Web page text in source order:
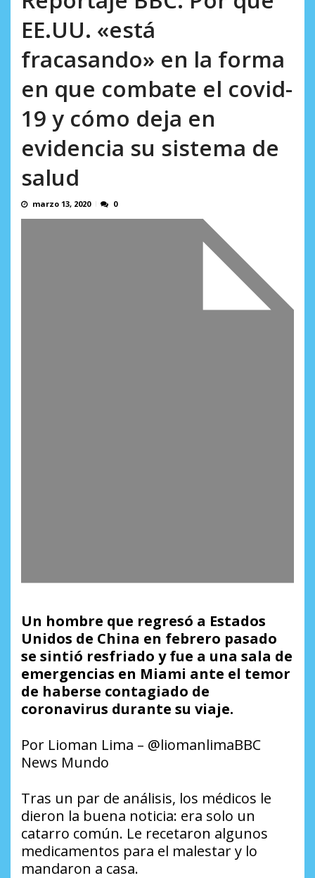
EE.UU. «está
fracasando» en la forma
en que combate el covid-
19 y cómo deja en
evidencia su sistema de
salud
marzo 13, 2020 0
Un hombre que regresó a Estados
Unidos de China en febrero pasado
se sintió resfriado y fue a una sala de
emergencias en Miami ante el temor
de haberse contagiado de
coronavirus durante su viaje.
Por Lioman Lima – @liomanlimaBBC
News Mundo
Tras un par de análisis, los médicos le
dieron la buena noticia: era solo un
catarro común. Le recetaron algunos
medicamentos para el malestar y lo
mandaron a casa.